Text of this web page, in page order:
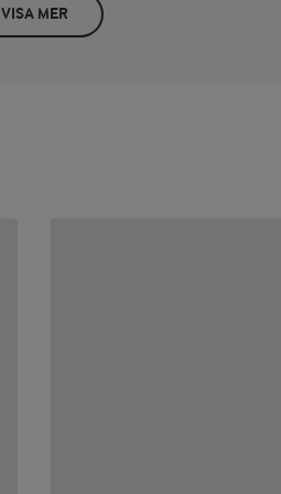
VISA MER
Näringsdeklaration